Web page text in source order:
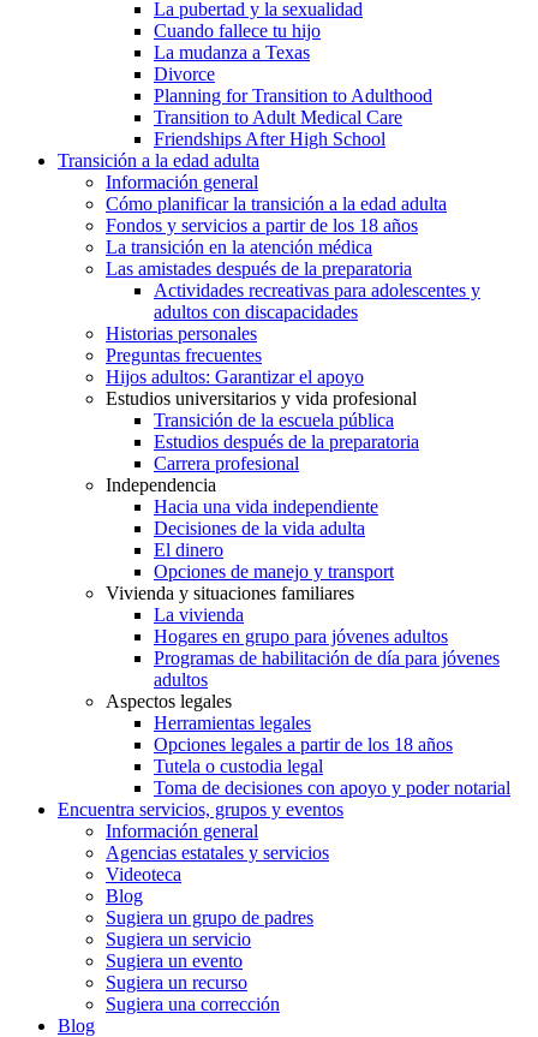
La pubertad y la sexualidad
Cuando fallece tu hijo
La mudanza a Texas
Divorce
Planning for Transition to Adulthood
Transition to Adult Medical Care
Friendships After High School
Transición a la edad adulta
Información general
Cómo planificar la transición a la edad adulta
Fondos y servicios a partir de los 18 años
La transición en la atención médica
Las amistades después de la preparatoria
Actividades recreativas para adolescentes y
adultos con discapacidades
Historias personales
Preguntas frecuentes
Hijos adultos: Garantizar el apoyo
Estudios universitarios y vida profesional
Transición de la escuela pública
Estudios después de la preparatoria
Carrera profesional
Independencia
Hacia una vida independiente
Decisiones de la vida adulta
El dinero
Opciones de manejo y transport
Vivienda y situaciones familiares
La vivienda
Hogares en grupo para jóvenes adultos
Programas de habilitación de día para jóvenes
adultos
Aspectos legales
Herramientas legales
Opciones legales a partir de los 18 años
Tutela o custodia legal
Toma de decisiones con apoyo y poder notarial
Encuentra servicios, grupos y eventos
Información general
Agencias estatales y servicios
Videoteca
Blog
Sugiera un grupo de padres
Sugiera un servicio
Sugiera un evento
Sugiera un recurso
Sugiera una corrección
Blog